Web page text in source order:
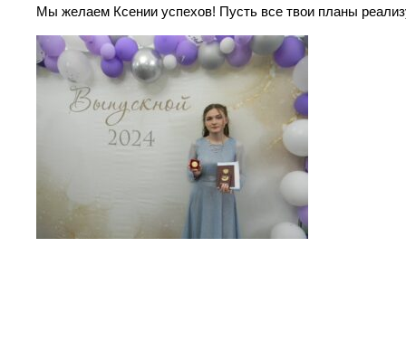
Мы желаем Ксении успехов! Пусть все твои планы